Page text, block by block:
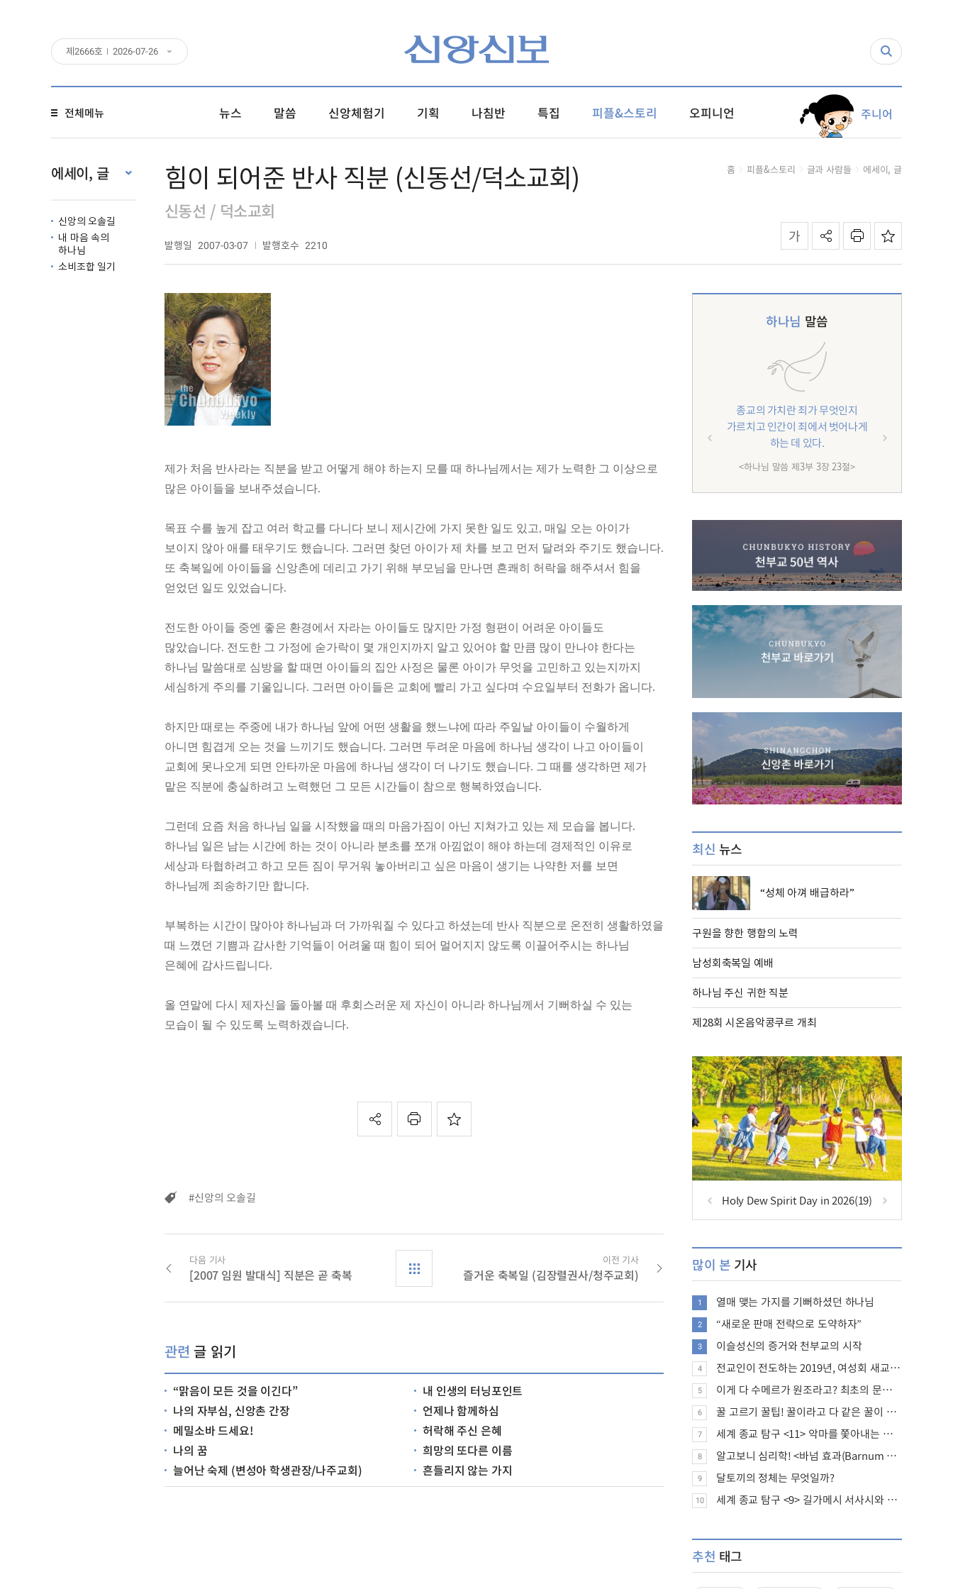
제 2666호 2026-07-26
전체메뉴 뉴스 말씀 신앙체험기 기획 나침반 특집 피플&스토리 오피니언 주니어
에세이, 글
신앙의 오솔길
내 마음 속의
하나님
소비조합 일기
힘이 되어준 반사 직분 (신동선/덕소교회)
신동선 / 덕소교회
발행일 2007-03-07 발행호수 2210
홈 피플&스토리 글과 사람들 에세이, 글
제가 처음 반사라는 직분을 받고 어떻게 해야 하는지 모를 때 하나님께서는 제가 노력한 그 이상으로
많은 아이들을 보내주셨습니다.
목표 수를 높게 잡고 여러 학교를 다니다 보니 제시간에 가지 못한 일도 있고, 매일 오는 아이가
보이지 않아 애를 태우기도 했습니다. 그러면 찾던 아이가 제 차를 보고 먼저 달려와 주기도 했습니다.
또 축복일에 아이들을 신앙촌에 데리고 가기 위해 부모님을 만나면 흔쾌히 허락을 해주셔서 힘을
얻었던 일도 있었습니다.
전도한 아이들 중엔 좋은 환경에서 자라는 아이들도 많지만 가정 형편이 어려운 아이들도
많았습니다. 전도한 그 가정에 숟가락이 몇 개인지까지 알고 있어야 할 만큼 많이 만나야 한다는
하나님 말씀대로 심방을 할 때면 아이들의 집안 사정은 물론 아이가 무엇을 고민하고 있는지까지
세심하게 주의를 기울입니다. 그러면 아이들은 교회에 빨리 가고 싶다며 수요일부터 전화가 옵니다.
하지만 때로는 주중에 내가 하나님 앞에 어떤 생활을 했느냐에 따라 주일날 아이들이 수월하게
아니면 힘겹게 오는 것을 느끼기도 했습니다. 그러면 두려운 마음에 하나님 생각이 나고 아이들이
교회에 못나오게 되면 안타까운 마음에 하나님 생각이 더 나기도 했습니다. 그 때를 생각하면 제가
맡은 직분에 충실하려고 노력했던 그 모든 시간들이 참으로 행복하였습니다.
그런데 요즘 처음 하나님 일을 시작했을 때의 마음가짐이 아닌 지쳐가고 있는 제 모습을 봅니다.
하나님 일은 남는 시간에 하는 것이 아니라 분초를 쪼개 아낌없이 해야 하는데 경제적인 이유로
세상과 타협하려고 하고 모든 짐이 무거워 놓아버리고 싶은 마음이 생기는 나약한 저를 보면
하나님께 죄송하기만 합니다.
부복하는 시간이 많아야 하나님과 더 가까워질 수 있다고 하셨는데 반사 직분으로 온전히 생활하였을
때 느꼈던 기쁨과 감사한 기억들이 어려울 때 힘이 되어 멀어지지 않도록 이끌어주시는 하나님
은혜에 감사드립니다.
올 연말에 다시 제자신을 돌아볼 때 후회스러운 제 자신이 아니라 하나님께서 기뻐하실 수 있는
모습이 될 수 있도록 노력하겠습니다.
#신앙의 오솔길
다음 기사
[2007 임원 발대식] 직분은 곧 축복
이전 기사
즐거운 축복일 (김장렬권사/청주교회)
관련 글 읽기
“맑음이 모든 것을 이긴다”
내 인생의 터닝포인트
나의 자부심, 신앙촌 간장
언제나 함께하심
메밀소바 드세요!
허락해 주신 은혜
나의 꿈
희망의 또다른 이름
늘어난 숙제 (변성아 학생관장/나주교회)
흔들리지 않는 가지
하나님 말씀
종교의 가치란 죄가 무엇인지
가르치고 인간이 죄에서 벗어나게
하는 데 있다.
<하나님 말씀 제3부 3장 23절>
최신 뉴스
“성체 아껴 배급하라”
구원을 향한 행함의 노력
남성회축복일 예배
하나님 주신 귀한 직분
제28회 시온음악콩쿠르 개최
Holy Dew Spirit Day in 2026(19)
많이 본 기사
1 열매 맺는 가지를 기뻐하셨던 하나님
2 “새로운 판매 전략으로 도약하자”
3 이슬성신의 증거와 천부교의 시작
4 전교인이 전도하는 2019년, 여성회 새교인 증가 추세
5 이게 다 수메르가 원조라고? 최초의 문명, 수메르는 어떤 문명이었을까?
6 꿀 고르기 꿀팁! 꿀이라고 다 같은 꿀이 아니다!
7 세계 종교 탐구 <11> 악마를 쫓아내는 의식의 뿌리에 대하여
8 알고보니 심리학! <바넘 효과(Barnum effect)>
9 달토끼의 정체는 무엇일까?
10 세계 종교 탐구 <9> 길가메시 서사시와 성경에 대하여
추천 태그